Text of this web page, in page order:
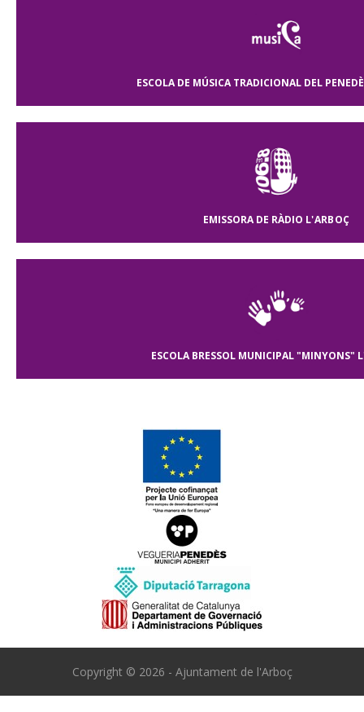
ESCOLA DE MÚSICA TRADICIONAL DEL
EMISSORA DE RÀDIO L'ARBOÇ
ESCOLA BRESSOL MUNICIPAL "MINYONS"
Copyright © 2026 - Ajuntament de l'Arboç